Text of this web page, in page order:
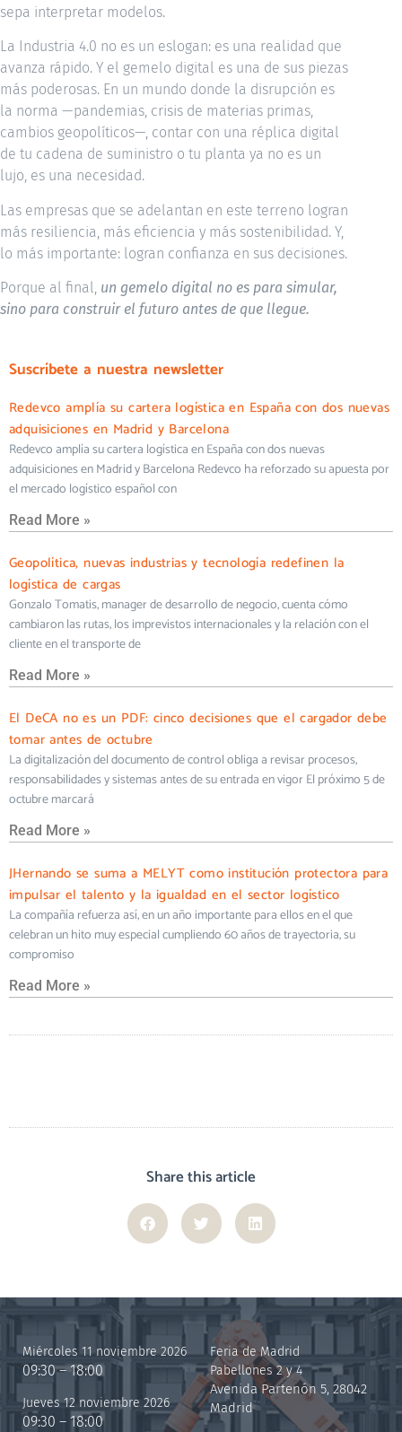
sepa interpretar modelos.
La Industria 4.0 no es un eslogan: es una realidad que
avanza rápido. Y el gemelo digital es una de sus piezas
más poderosas. En un mundo donde la disrupción es
la norma —pandemias, crisis de materias primas,
cambios geopolíticos—, contar con una réplica digital
de tu cadena de suministro o tu planta ya no es un
lujo, es una necesidad.
Las empresas que se adelantan en este terreno logran
más resiliencia, más eficiencia y más sostenibilidad. Y,
lo más importante: logran confianza en sus decisiones.
Porque al final, un gemelo digital no es para simular,
sino para construir el futuro antes de que llegue.
Suscríbete a nuestra newsletter
Redevco amplía su cartera logística en España con dos nuevas
adquisiciones en Madrid y Barcelona
Redevco amplía su cartera logística en España con dos nuevas
adquisiciones en Madrid y Barcelona Redevco ha reforzado su apuesta por
el mercado logístico español con
Read More »
Geopolítica, nuevas industrias y tecnología redefinen la
logística de cargas
Gonzalo Tomatis, manager de desarrollo de negocio, cuenta cómo
cambiaron las rutas, los imprevistos internacionales y la relación con el
cliente en el transporte de
Read More »
El DeCA no es un PDF: cinco decisiones que el cargador debe
tomar antes de octubre
La digitalización del documento de control obliga a revisar procesos,
responsabilidades y sistemas antes de su entrada en vigor El próximo 5 de
octubre marcará
Read More »
JHernando se suma a MELYT como institución protectora para
impulsar el talento y la igualdad en el sector logístico
La compañía refuerza así, en un año importante para ellos en el que
celebran un hito muy especial cumpliendo 60 años de trayectoria, su
compromiso
Read More »
Share this article
Miércoles 11 noviembre 2026
09:30 – 18:00
Jueves 12 noviembre 2026
09:30 – 18:00
Feria de Madrid
Pabellones 2 y 4
Avenida Partenón 5, 28042
Madrid